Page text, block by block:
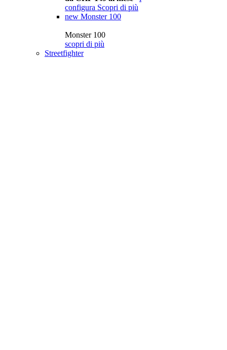
configura Scopri di più
new Monster 100
Monster 100
scopri di più
Streetfighter